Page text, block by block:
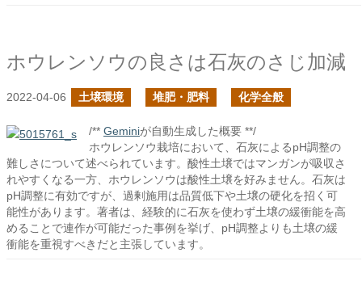
ホウレンソウの良さは石灰のさじ加減
2022-04-06 土壌環境 堆肥・肥料 化学全般
/** Geminiが自動生成した概要 **/
ホウレンソウ栽培において、石灰によるpH調整の
難しさについて述べられています。酸性土壌ではマンガンが吸収さ
れやすくなる一方、ホウレンソウは酸性土壌を好みません。石灰は
pH調整に有効ですが、過剰施用は品質低下や土壌の硬化を招く可
能性があります。著者は、経験的に石灰を使わず土壌の緩衝能を高
めることで連作が可能だった事例を挙げ、pH調整よりも土壌の緩
衝能を重視すべきだと主張しています。